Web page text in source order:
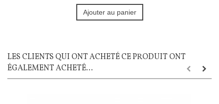
Ajouter au panier
LES CLIENTS QUI ONT ACHETÉ CE PRODUIT ONT
ÉGALEMENT ACHETÉ...